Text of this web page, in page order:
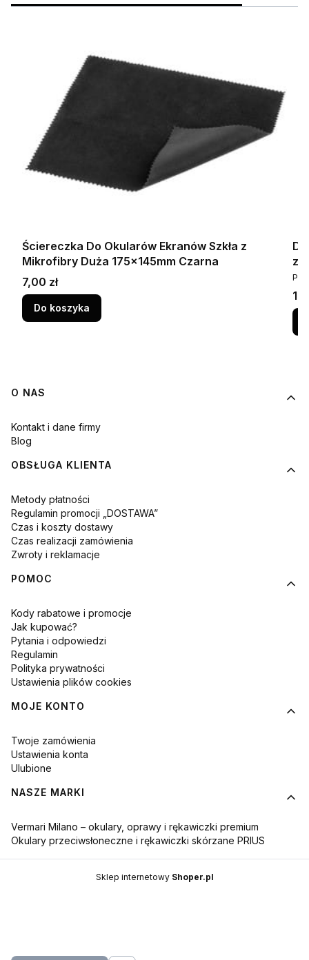
Ściereczka Do Okularów Ekranów Szkła z
Mikrofibry Duża 175×145mm Czarna
Cena
7,00 zł
Do koszyka
z
Linki w stopce
O NAS
Kontakt i dane firmy
Blog
OBSŁUGA KLIENTA
Metody płatności
Regulamin promocji „DOSTAWA”
Czas i koszty dostawy
Czas realizacji zamówienia
Zwroty i reklamacje
POMOC
Kody rabatowe i promocje
Jak kupować?
Pytania i odpowiedzi
Regulamin
Polityka prywatności
Ustawienia plików cookies
MOJE KONTO
Twoje zamówienia
Ustawienia konta
Ulubione
NASZE MARKI
Vermari Milano – okulary, oprawy i rękawiczki premium
Okulary przeciwsłoneczne i rękawiczki skórzane PRIUS
Sklep internetowy Shoper.pl